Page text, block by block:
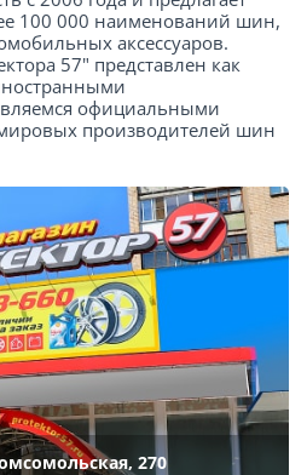
270
100 000 наименований шин,
аксессуаров.
57" представлен как
официальными
производителей шин